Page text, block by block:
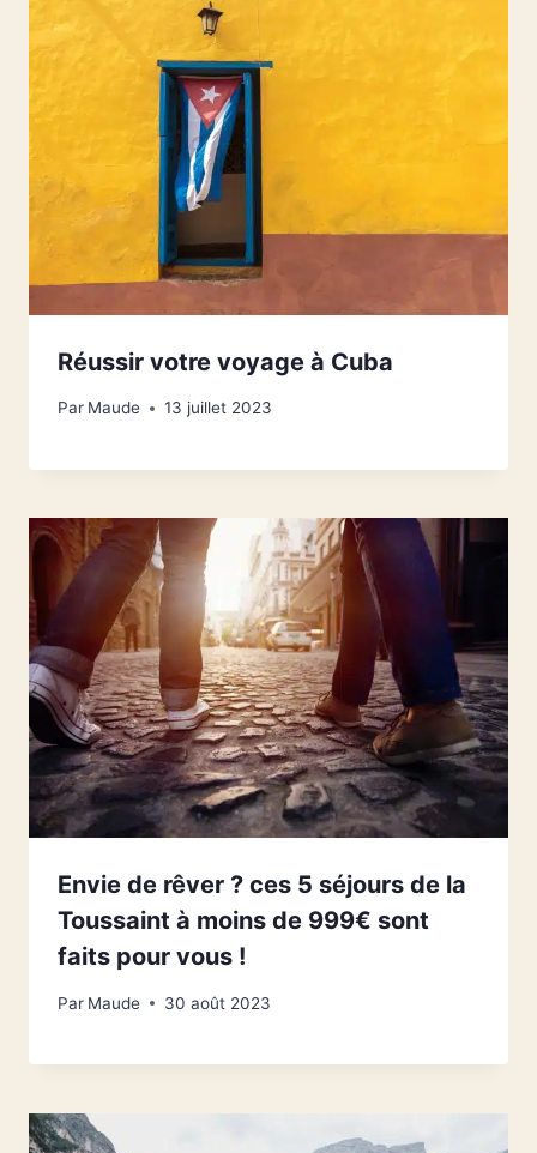
Réussir votre voyage à Cuba
Par Maude 13 juillet 2023
Envie de rêver ? ces 5 séjours de la
Toussaint à moins de 999€ sont
faits pour vous !
Par Maude 30 août 2023